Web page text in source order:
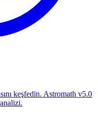
keşfedin. Astromath v5.0